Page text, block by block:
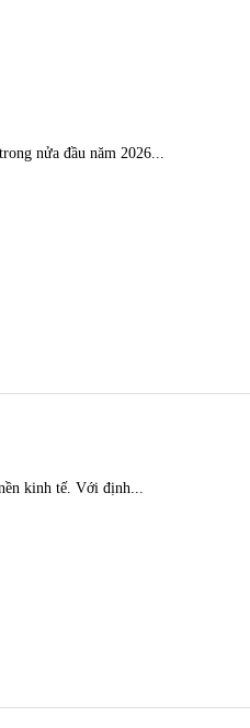
nửa đầu năm 2026...
kinh tế. Với định...